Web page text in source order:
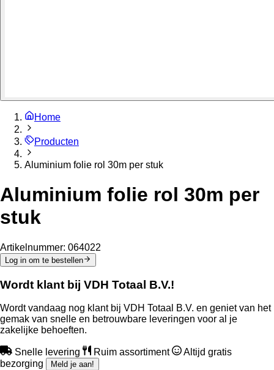
Home
Producten
Aluminium folie rol 30m per stuk
Aluminium folie rol 30m per
stuk
Artikelnummer: 064022
Log in om te bestellen
Wordt klant bij VDH Totaal B.V.!
Wordt vandaag nog klant bij VDH Totaal B.V. en geniet van het
gemak van snelle en betrouwbare leveringen voor al je
zakelijke behoeften.
Snelle levering Ruim assortiment
Altijd gratis
bezorging
Meld je aan!